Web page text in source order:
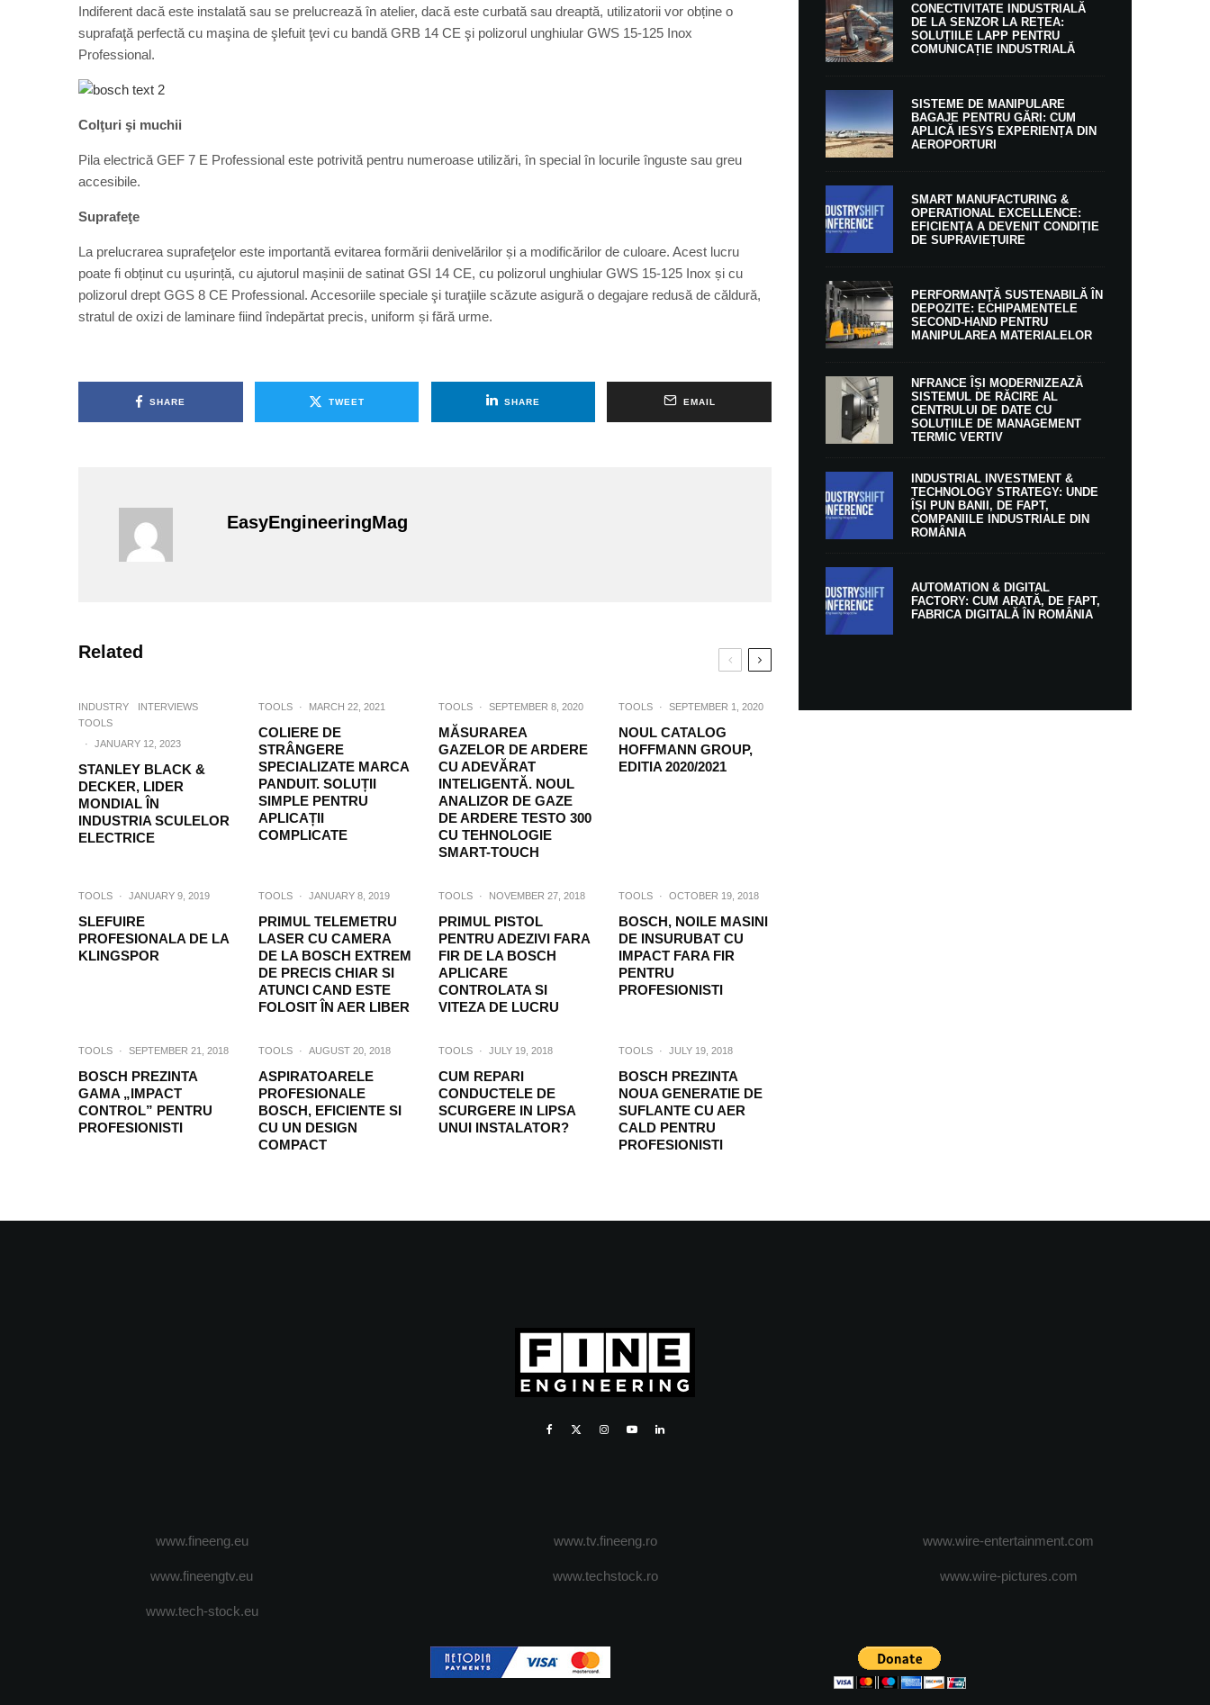
Indiferent dacă este instalată sau se prelucrează în atelier, dacă este curbată sau dreaptă, utilizatorii vor obține o
suprafaţă perfectă cu maşina de şlefuit ţevi cu bandă GRB 14 CE şi polizorul unghiular GWS 15-125 Inox
Professional.
Colţuri şi muchii
Pila electrică GEF 7 E Professional este potrivită pentru numeroase utilizări, în special în locurile înguste sau greu
accesibile.
Suprafeţe
La prelucrarea suprafeţelor este importantă evitarea formării denivelărilor și a modificărilor de culoare. Acest lucru
poate fi obținut cu ușurință, cu ajutorul mașinii de satinat GSI 14 CE, cu polizorul unghiular GWS 15-125 Inox și cu
polizorul drept GGS 8 CE Professional. Accesoriile speciale şi turaţiile scăzute asigură o degajare redusă de căldură,
stratul de oxizi de laminare fiind îndepărtat precis, uniform și fără urme.
SHARE TWEET SHARE EMAIL
EasyEngineeringMag
Related
INDUSTRY
INTERVIEWS
TOOLS
·
JANUARY 12, 2023
STANLEY BLACK &
DECKER, LIDER
MONDIAL ÎN
INDUSTRIA SCULELOR
ELECTRICE
TOOLS · MARCH 22, 2021
COLIERE DE
STRÂNGERE
SPECIALIZATE MARCA
PANDUIT. SOLUȚII
SIMPLE PENTRU
APLICAȚII
COMPLICATE
TOOLS · SEPTEMBER 8, 2020
MĂSURAREA
GAZELOR DE ARDERE
CU ADEVĂRAT
INTELIGENTĂ. NOUL
ANALIZOR DE GAZE
DE ARDERE TESTO 300
CU TEHNOLOGIE
SMART-TOUCH
TOOLS · SEPTEMBER 1, 2020
NOUL CATALOG
HOFFMANN GROUP,
EDITIA 2020/2021
TOOLS · JANUARY 9, 2019
SLEFUIRE
PROFESIONALA DE LA
KLINGSPOR
TOOLS · JANUARY 8, 2019
PRIMUL TELEMETRU
LASER CU CAMERA
DE LA BOSCH EXTREM
DE PRECIS CHIAR SI
ATUNCI CAND ESTE
FOLOSIT ÎN AER LIBER
TOOLS · NOVEMBER 27, 2018
PRIMUL PISTOL
PENTRU ADEZIVI FARA
FIR DE LA BOSCH
APLICARE
CONTROLATA SI
VITEZA DE LUCRU
TOOLS · OCTOBER 19, 2018
BOSCH, NOILE MASINI
DE INSURUBAT CU
IMPACT FARA FIR
PENTRU
PROFESIONISTI
TOOLS · SEPTEMBER 21, 2018
BOSCH PREZINTA
GAMA „IMPACT
CONTROL” PENTRU
PROFESIONISTI
TOOLS · AUGUST 20, 2018
ASPIRATOARELE
PROFESIONALE
BOSCH, EFICIENTE SI
CU UN DESIGN
COMPACT
TOOLS · JULY 19, 2018
CUM REPARI
CONDUCTELE DE
SCURGERE IN LIPSA
UNUI INSTALATOR?
TOOLS · JULY 19, 2018
BOSCH PREZINTA
NOUA GENERATIE DE
SUFLANTE CU AER
CALD PENTRU
PROFESIONISTI
CONECTIVITATE INDUSTRIALĂ
DE LA SENZOR LA REȚEA:
SOLUȚIILE LAPP PENTRU
COMUNICAȚIE INDUSTRIALĂ
SISTEME DE MANIPULARE
BAGAJE PENTRU GĂRI: CUM
APLICĂ IESYS EXPERIENȚA DIN
AEROPORTURI
SMART MANUFACTURING &
OPERATIONAL EXCELLENCE:
EFICIENȚA A DEVENIT CONDIȚIE
DE SUPRAVIEȚUIRE
PERFORMANŢĂ SUSTENABILĂ ÎN
DEPOZITE: ECHIPAMENTELE
SECOND-HAND PENTRU
MANIPULAREA MATERIALELOR
NFRANCE ÎȘI MODERNIZEAZĂ
SISTEMUL DE RĂCIRE AL
CENTRULUI DE DATE CU
SOLUȚIILE DE MANAGEMENT
TERMIC VERTIV
INDUSTRIAL INVESTMENT &
TECHNOLOGY STRATEGY: UNDE
ÎȘI PUN BANII, DE FAPT,
COMPANIILE INDUSTRIALE DIN
ROMÂNIA
AUTOMATION & DIGITAL
FACTORY: CUM ARATĂ, DE FAPT,
FABRICA DIGITALĂ ÎN ROMÂNIA
www.fineeng.eu
www.fineengtv.eu
www.tech-stock.eu
www.tv.fineeng.ro
www.techstock.ro
www.wire-entertainment.com
www.wire-pictures.com